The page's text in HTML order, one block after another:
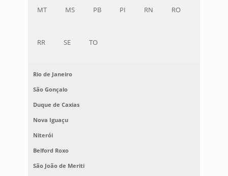
MT MS PB PI RN RO
RR SE TO
Rio de Janeiro
São Gonçalo
Duque de Caxias
Nova Iguaçu
Niterói
Belford Roxo
São João de Meriti